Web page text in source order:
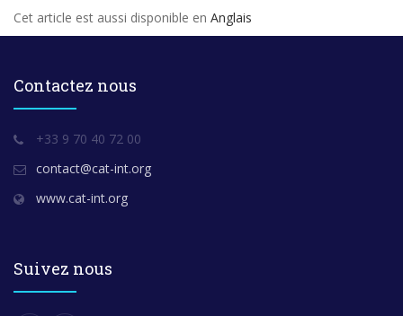
Cet article est aussi disponible en Anglais
Contactez nous
+33 9 70 40 72 00
contact@cat-int.org
www.cat-int.org
Suivez nous